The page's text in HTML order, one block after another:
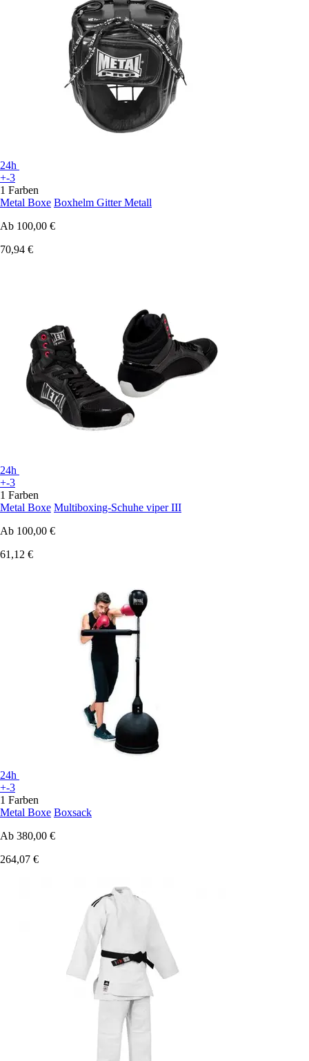
24h
+-3
1 Farben
Metal Boxe Boxhelm Gitter Metall
Ab 100,00 €
70,94 €
24h
+-3
1 Farben
Metal Boxe Multiboxing-Schuhe viper III
Ab 100,00 €
61,12 €
24h
+-3
1 Farben
Metal Boxe Boxsack
Ab 380,00 €
264,07 €